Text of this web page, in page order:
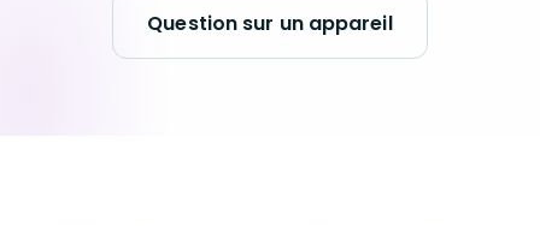
Question sur un appareil